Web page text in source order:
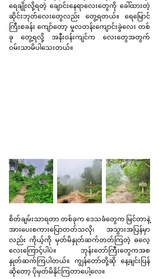
ရေချိုးလို့ရတဲ့ ချောင်းနေရာလေးတွေကို ခေါ်ထားတဲ့
ဆိုင်းဘုတ်လေးတွေလည်း တွေ့ရတယ်။ ရေမြောင်
ကြီးစခန်း ကျော်တော့ မူလတန်းကျောင်းခွဲလေး တစ်
ခု တွေ့ရလို့ အနီးဝန်းကျင်က လေးတွေအတွက်
ဝမ်းသာမိပါသေးတယ်။
စိတ်ချမ်းသာရတာ တစ်ခုက ဒေသခံတွေက မြင်တာနဲ့
အားပေးစကားပြောတတ်သလို၊ အသွားအပြန်မှာ
လည်း ကိုယ့်ကို မှတ်မိနှုတ်ဆက်တတ်ကြတဲ့ ဓလေ့
လေးကြောင့်ပါပဲ။ ဘုန်းတော်ကြီးတွေကအစ
နှုတ်ဆက်ကြပါတယ်။ ကျွန်တော်တို့ဆို နေ့ချင်းပြန်
ဆိုတော့ ပိုမှတ်မိနိုင်ကြတာပေါ့လေ။